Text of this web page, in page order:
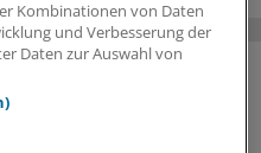
Kombinationen von Daten
und Verbesserung der
Daten zur Auswahl von